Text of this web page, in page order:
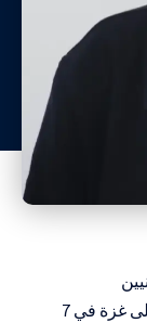
المسار : مقدمة – منذ بدء العدوان الإسرائيلي على غزة في 7